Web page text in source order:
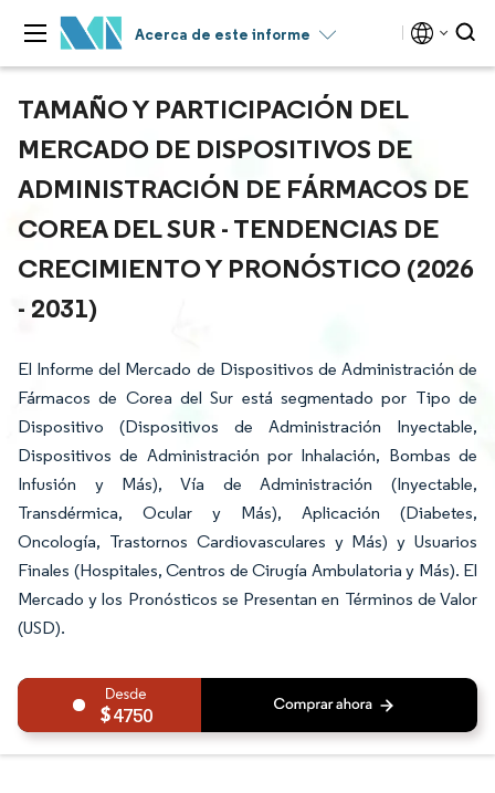
Acerca de este informe
TAMAÑO Y PARTICIPACIÓN DEL
MERCADO DE DISPOSITIVOS DE
ADMINISTRACIÓN DE FÁRMACOS DE
COREA DEL SUR - TENDENCIAS DE
CRECIMIENTO Y PRONÓSTICO (2026
- 2031)
El Informe del Mercado de Dispositivos de Administración de
Fármacos de Corea del Sur está segmentado por Tipo de
Dispositivo (Dispositivos de Administración Inyectable,
Dispositivos de Administración por Inhalación, Bombas de
Infusión y Más), Vía de Administración (Inyectable,
Transdérmica, Ocular y Más), Aplicación (Diabetes,
Oncología, Trastornos Cardiovasculares y Más) y Usuarios
Finales (Hospitales, Centros de Cirugía Ambulatoria y Más). El
Mercado y los Pronósticos se Presentan en Términos de Valor
(USD).
4750